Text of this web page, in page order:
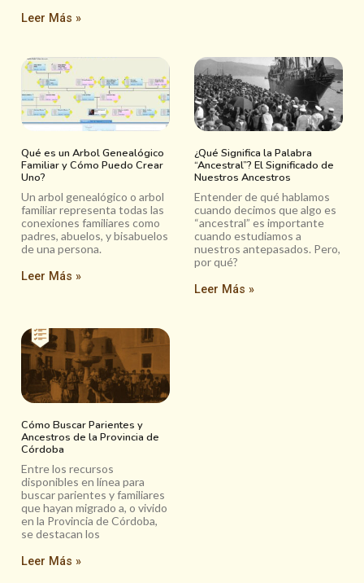
Leer Más »
Qué es un Arbol Genealógico
Familiar y Cómo Puedo Crear
Uno?
Un arbol genealógico o arbol
familiar representa todas las
conexiones familiares como
padres, abuelos, y bisabuelos
de una persona.
Leer Más »
¿Qué Significa la Palabra
“Ancestral”? El Significado de
Nuestros Ancestros
Entender de qué hablamos
cuando decimos que algo es
“ancestral” es importante
cuando estudiamos a
nuestros antepasados. Pero,
por qué?
Leer Más »
Cómo Buscar Parientes y
Ancestros de la Provincia de
Córdoba
Entre los recursos
disponibles en línea para
buscar parientes y familiares
que hayan migrado a, o vivido
en la Provincia de Córdoba,
se destacan los
Leer Más »